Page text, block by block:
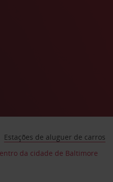
Estações de aluguer de carros
da cidade de Baltimore